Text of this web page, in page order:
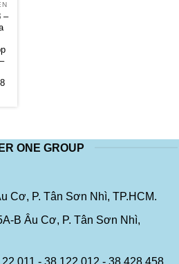
–
ONE GROUP
Cơ, P. Tân Sơn Nhì, TP.HCM.
B Âu Cơ, P. Tân Sơn Nhì,
011 - 38 122 012 - 38 428 458